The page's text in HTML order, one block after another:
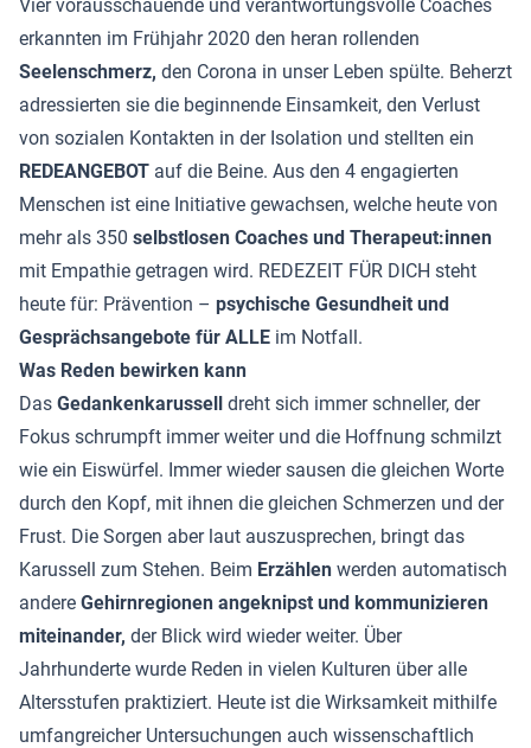
Vier vorausschauende und verantwortungsvolle Coaches
erkannten im Frühjahr 2020 den heran rollenden
Seelenschmerz, den Corona in unser Leben spülte. Beherzt
adressierten sie die beginnende Einsamkeit, den Verlust
von sozialen Kontakten in der Isolation und stellten ein
REDEANGEBOT auf die Beine. Aus den 4 engagierten
Menschen ist eine Initiative gewachsen, welche heute von
mehr als 350 selbstlosen Coaches und Therapeut:innen
mit Empathie getragen wird. REDEZEIT FÜR DICH steht
heute für: Prävention – psychische Gesundheit und
Gesprächsangebote für ALLE im Notfall.
Was Reden bewirken kann
Das Gedankenkarussell dreht sich immer schneller, der
Fokus schrumpft immer weiter und die Hoffnung schmilzt
wie ein Eiswürfel. Immer wieder sausen die gleichen Worte
durch den Kopf, mit ihnen die gleichen Schmerzen und der
Frust. Die Sorgen aber laut auszusprechen, bringt das
Karussell zum Stehen. Beim Erzählen werden automatisch
andere Gehirnregionen angeknipst und kommunizieren
miteinander, der Blick wird wieder weiter. Über
Jahrhunderte wurde Reden in vielen Kulturen über alle
Altersstufen praktiziert. Heute ist die Wirksamkeit mithilfe
umfangreicher Untersuchungen auch wissenschaftlich